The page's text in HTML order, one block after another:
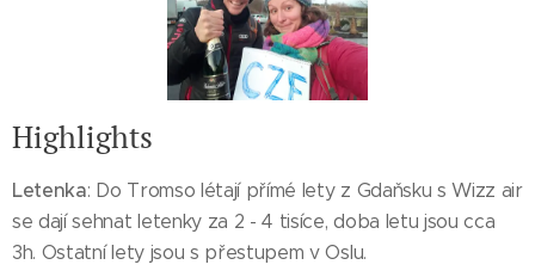
Highlights
Letenka: Do Tromso létají přímé lety z Gdaňsku s Wizz air
se dají sehnat letenky za 2 - 4 tisíce, doba letu jsou cca
3h. Ostatní lety jsou s přestupem v Oslu.